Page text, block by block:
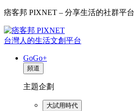
痞客邦 PIXNET – 分享生活的社群平台
台灣人的生活文創平台
GoGo+
頻道
主題企劃
大試用時代